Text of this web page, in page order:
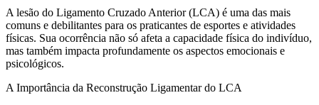
A lesão do Ligamento Cruzado Anterior (LCA) é uma das mais
comuns e debilitantes para os praticantes de esportes e atividades
físicas. Sua ocorrência não só afeta a capacidade física do indivíduo,
mas também impacta profundamente os aspectos emocionais e
psicológicos.
A Importância da Reconstrução Ligamentar do LCA